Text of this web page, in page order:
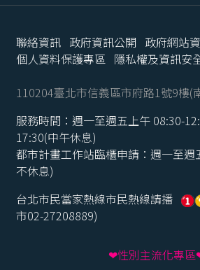
聯絡資訊 政府資訊公開 政府網站
個人資料保護專區 隱私權及資訊安
110204臺北市信義區市府路1號9樓(
服務時間：週一至週五上午 08:30-
17:30(中午休息)
都市計畫工作站臨櫃申請：週一至週
不休息)
台北市民當家熱線市民熱線請播
市02-27208889)
❤性別主流化專